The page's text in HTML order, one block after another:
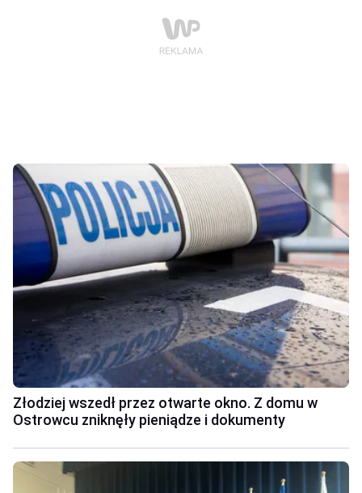
Złodziej wszedł przez otwarte okno. Z domu w
Ostrowcu zniknęły pieniądze i dokumenty